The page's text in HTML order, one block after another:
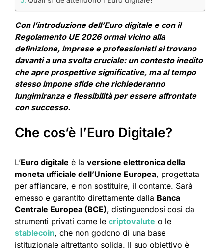
Con l’introduzione dell’Euro digitale e con il
Regolamento UE 2026 ormai vicino alla
definizione, imprese e professionisti si trovano
davanti a una svolta cruciale: un contesto inedito
che apre prospettive significative, ma al tempo
stesso impone sfide che richiederanno
lungimiranza e flessibilità per essere affrontate
con successo.
Che cos’è l’Euro Digitale?
L’Euro digitale è la versione elettronica della
moneta ufficiale dell’Unione Europea, progettata
per affiancare, e non sostituire, il contante. Sarà
emesso e garantito direttamente dalla Banca
Centrale Europea (BCE), distinguendosi così da
strumenti privati come le criptovalute o le
stablecoin, che non godono di una base
istituzionale altrettanto solida. Il suo obiettivo è